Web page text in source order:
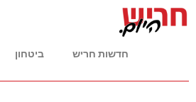
חדשות חריש ביטחון